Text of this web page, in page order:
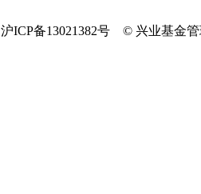
沪ICP备13021382号 © 兴业基金